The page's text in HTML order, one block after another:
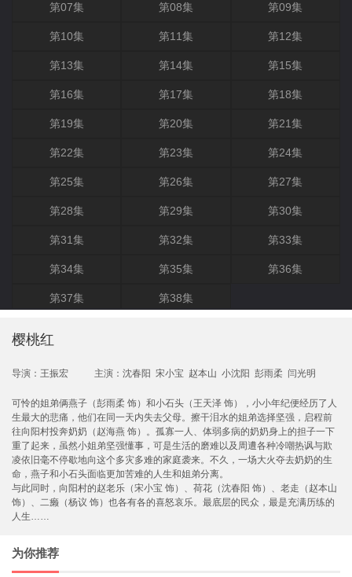
第07集 第08集 第09集
第10集 第11集 第12集
第13集 第14集 第15集
第16集 第17集 第18集
第19集 第20集 第21集
第22集 第23集 第24集
第25集 第26集 第27集
第28集 第29集 第30集
第31集 第32集 第33集
第34集 第35集 第36集
第37集 第38集
樱桃红
导演： 王振宏 主演： 沈春阳 宋小宝 赵本山 小沈阳 彭雨柔 闫光明
可怜的姐弟俩燕子（彭雨柔 饰）和小石头（王天泽 饰），小小年纪便经历了人
生最大的悲痛，他们在同一天内失去父母。擦干泪水的姐弟选择坚强，启程前
往向阳村投奔奶奶（赵海燕 饰）。孤寡一人、体弱多病的奶奶身上的担子一下
重了起来，虽然小姐弟坚强懂事，可是生活的磨难以及周遭各种冷嘲热讽与欺
凌依旧毫不停歇地向这个多灾多难的家庭袭来。不久，一场大火夺去奶奶的生
命，燕子和小石头面临更加苦难的人生和姐弟分离。
与此同时，向阳村的赵老乐（宋小宝 饰）、荷花（沈春阳 饰）、老走（赵本山
饰）、二癞（杨议 饰）也各有各的喜怒哀乐。最底层的民众，最是充满历练的
人生……
为你推荐